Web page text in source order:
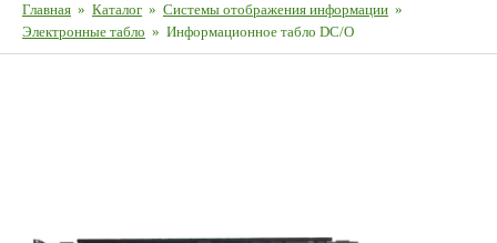
Главная » Каталог » Системы отображения информации »
Электронные табло » Информационное табло DC/O